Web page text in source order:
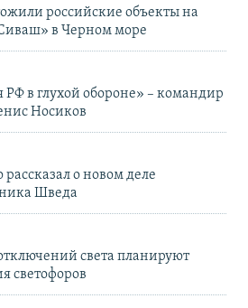
российские объекты на
в Черном море
в глухой обороне» – командир
Носиков
о новом деле
Шведа
света планируют
светофоров